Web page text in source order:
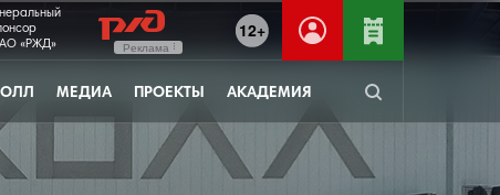
12+
«РЖД»
Реклама
МЕДИА ПРОЕКТЫ АКАДЕМИЯ